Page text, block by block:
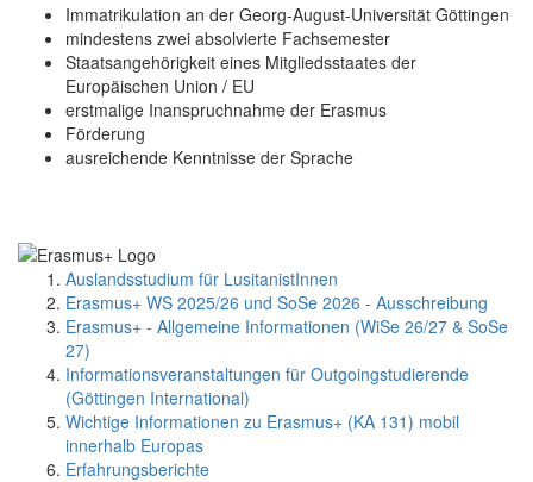
Immatrikulation an der Georg-August-Universität Göttingen
mindestens zwei absolvierte Fachsemester
Staatsangehörigkeit eines Mitgliedsstaates der
Europäischen Union / EU
erstmalige Inanspruchnahme der Erasmus
Förderung
ausreichende Kenntnisse der Sprache
Auslandsstudium für LusitanistInnen
Erasmus+ WS 2025/26 und SoSe 2026 - Ausschreibung
Erasmus+ - Allgemeine Informationen (WiSe 26/27 & SoSe
27)
Informationsveranstaltungen für Outgoingstudierende
(Göttingen International)
Wichtige Informationen zu Erasmus+ (KA 131) mobil
innerhalb Europas
Erfahrungsberichte